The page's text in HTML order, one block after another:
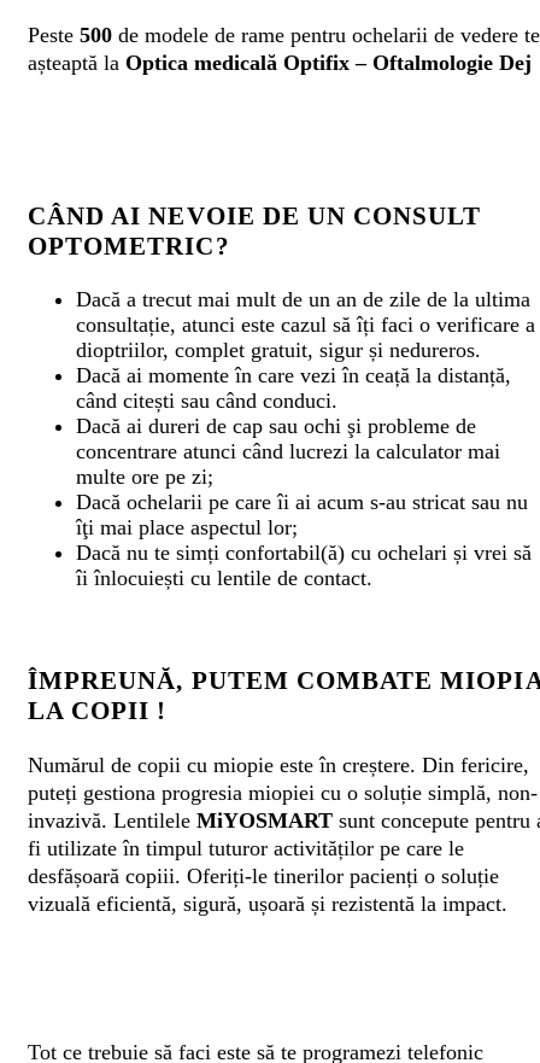
Peste 500 de modele de rame pentru ochelarii de vedere te
așteaptă la Optica medicală Optifix – Oftalmologie Dej
CÂND AI NEVOIE DE UN CONSULT
OPTOMETRIC?
Dacă a trecut mai mult de un an de zile de la ultima
consultație, atunci este cazul să îți faci o verificare a
dioptriilor, complet gratuit, sigur și nedureros.
Dacă ai momente în care vezi în ceață la distanță,
când citești sau când conduci.
Dacă ai dureri de cap sau ochi şi probleme de
concentrare atunci când lucrezi la calculator mai
multe ore pe zi;
Dacă ochelarii pe care îi ai acum s-au stricat sau nu
îţi mai place aspectul lor;
Dacă nu te simți confortabil(ă) cu ochelari și vrei să
îi înlocuiești cu lentile de contact.
ÎMPREUNĂ, PUTEM COMBATE
LA COPII !
Numărul de copii cu miopie este în creștere. Din fericire,
puteți gestiona progresia miopiei cu o soluție simplă, non-
invazivă. Lentilele MiYOSMART sunt concepute pentru
fi utilizate în timpul tuturor activităților pe care le
desfășoară copiii. Oferiți-le tinerilor pacienți o soluție
vizuală eficientă, sigură, ușoară și rezistentă la impact.
Tot ce trebuie să faci este să te programezi telefonic